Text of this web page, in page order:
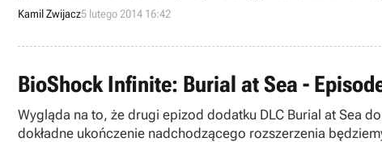
żadnych dodatkowych kosztów.
Kamil Zwijacz5 lutego 2014 16:42
BioShock Infinite: Burial at Sea -
Wygląda na to, że drugi epizod dodatku DLC Burial at Sea
dokładne ukończenie nadchodzącego rozszerzenia